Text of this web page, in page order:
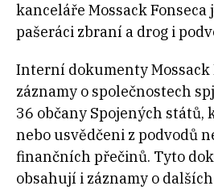
kanceláře Mossack Fonseca
pašeráci zbraní a drog i
Interní dokumenty Mossack
záznamy o společnostech
36 občany Spojených
nebo usvědčeni z podvodů
finančních přečinů. Tyto
obsahují i záznamy o